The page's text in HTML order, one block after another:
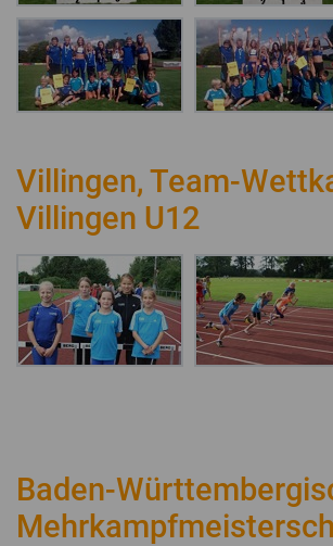
Villingen, Team-
Villingen U12
Baden-